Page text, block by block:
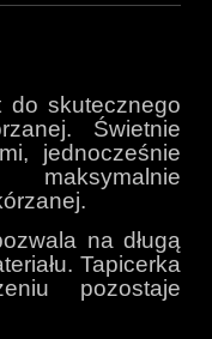
do skutecznego
Świetnie
jednocześnie
na długą
Tapicerka
pozostaje